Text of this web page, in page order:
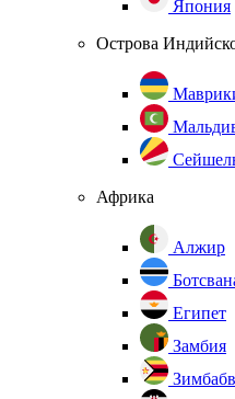
Япония
Острова
Африка
Алжир
Египет
Замбия